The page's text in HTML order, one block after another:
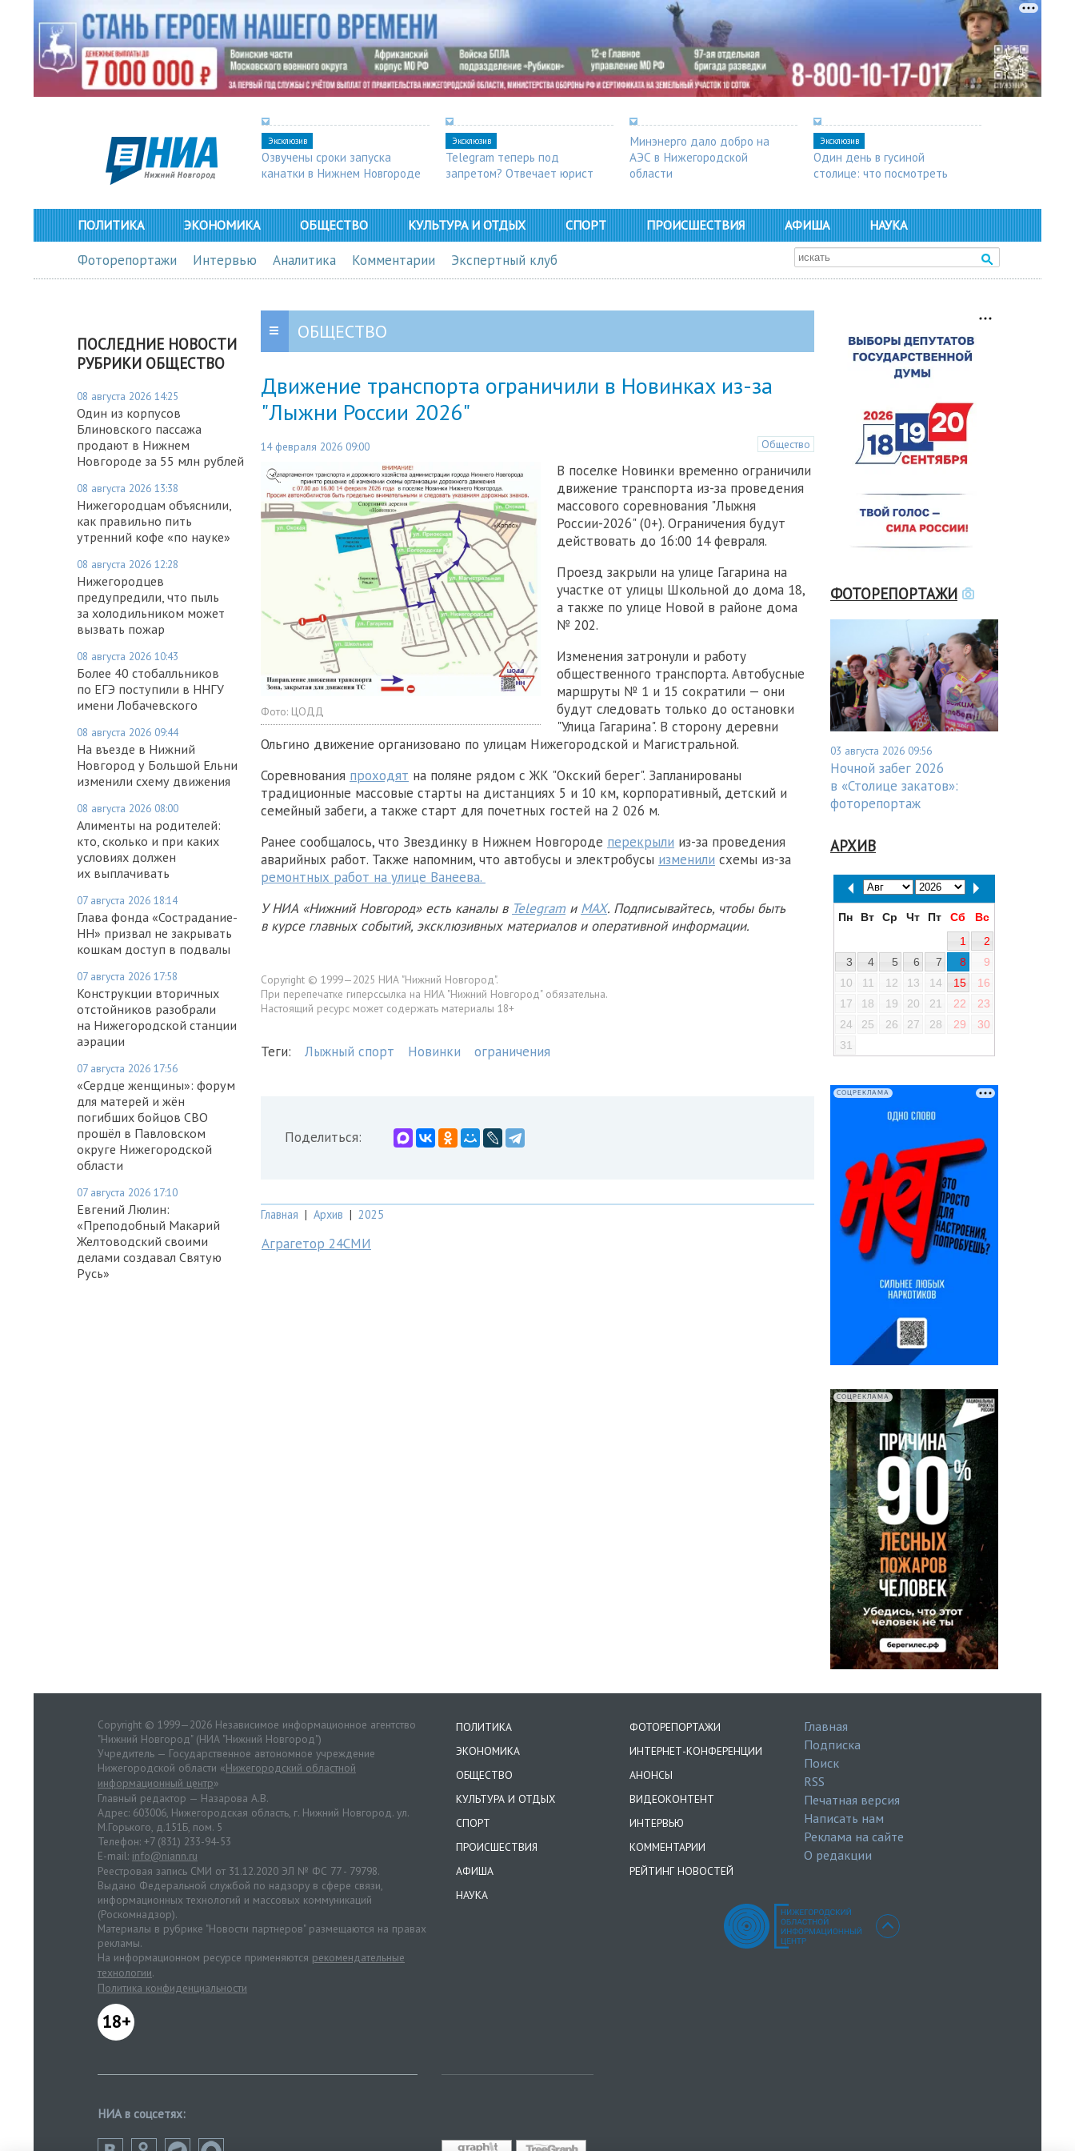
Эксклюзив
Озвучены сроки запуска
канатки в Нижнем Новгороде
Эксклюзив
Telegram теперь под
запретом? Отвечает юрист
Минэнерго дало добро на
АЭС в Нижегородской
области
Эксклюзив
Один день в гусиной
столице: что посмотреть
ПОЛИТИКА ЭКОНОМИКА ОБЩЕСТВО КУЛЬТУРА И ОТДЫХ СПОРТ ПРОИСШЕСТВИЯ АФИША НАУКА
Фоторепортажи Интервью Аналитика Комментарии Экспертный клуб
ПОСЛЕДНИЕ НОВОСТИ
РУБРИКИ ОБЩЕСТВО
08 августа 2026 14:25
Один из корпусов
Блиновского пассажа
продают в Нижнем
Новгороде за 55 млн рублей
08 августа 2026 13:38
Нижегородцам объяснили,
как правильно пить
утренний кофе «по науке»
08 августа 2026 12:28
Нижегородцев
предупредили, что пыль
за холодильником может
вызвать пожар
08 августа 2026 10:43
Более 40 стобалльников
по ЕГЭ поступили в ННГУ
имени Лобачевского
08 августа 2026 09:44
На въезде в Нижний
Новгород у Большой Ельни
изменили схему движения
08 августа 2026 08:00
Алименты на родителей:
кто, сколько и при каких
условиях должен
их выплачивать
07 августа 2026 18:14
Глава фонда «Сострадание-
НН» призвал не закрывать
кошкам доступ в подвалы
07 августа 2026 17:58
Конструкции вторичных
отстойников разобрали
на Нижегородской станции
аэрации
07 августа 2026 17:56
«Сердце женщины»: форум
для матерей и жён
погибших бойцов СВО
прошёл в Павловском
округе Нижегородской
области
07 августа 2026 17:10
Евгений Люлин:
«Преподобный Макарий
Желтоводский своими
делами создавал Святую
Русь»
ОБЩЕСТВО
Движение транспорта ограничили в Новинках из-за
"Лыжни России 2026"
14 февраля 2026 09:00 Общество
Фото: ЦОДД
В поселке Новинки временно ограничили
движение транспорта из-за проведения
массового соревнования "Лыжня
России-2026" (0+). Ограничения будут
действовать до 16:00 14 февраля.
Проезд закрыли на улице Гагарина на
участке от улицы Школьной до дома 18,
а также по улице Новой в районе дома
№ 202.
Изменения затронули и работу
общественного транспорта. Автобусные
маршруты № 1 и 15 сократили — они
будут следовать только до остановки
"Улица Гагарина". В сторону деревни
Ольгино движение организовано по улицам Нижегородской и Магистральной.
Соревнования проходят на поляне рядом с ЖК "Окский берег". Запланированы
традиционные массовые старты на дистанциях 5 и 10 км, корпоративный, детский и
семейный забеги, а также старт для почетных гостей на 2 026 м.
Ранее сообщалось, что Звездинку в Нижнем Новгороде перекрыли из-за проведения
аварийных работ. Также напомним, что автобусы и электробусы изменили схемы из-за
ремонтных работ на улице Ванеева.
У НИА «Нижний Новгород» есть каналы в Telegram и MAX. Подписывайтесь, чтобы быть
в курсе главных событий, эксклюзивных материалов и оперативной информации.
Copyright © 1999—2025 НИА "Нижний Новгород".
При перепечатке гиперссылка на НИА "Нижний Новгород" обязательна.
Настоящий ресурс может содержать материалы 18+
Теги: Лыжный спорт Новинки ограничения
Поделиться:
Главная | Архив | 2025
Аграгетор 24СМИ
ФОТОРЕПОРТАЖИ
03 августа 2026 09:56
Ночной забег 2026
в «Столице закатов»:
фоторепортаж
АРХИВ
Пн Вт Ср Чт Пт Сб
Вс
1
2
3
4 5 6 7 8
9
10
11 12 13 14 15
16
17
18 19 20 21 22
23
24
25 26 27 28 29
30
31
СОЦРЕКЛАМА
СОЦРЕКЛАМА
Copyright © 1999—2026 Независимое информационное агентство
"Нижний Новгород" (НИА "Нижний Новгород")
Учредитель — Государственное автономное учреждение
Нижегородской области «Нижегородский областной
информационный центр»
Главный редактор — Назарова А.В.
Адрес: 603006, Нижегородская область, г. Нижний Новгород. ул.
М.Горького, д.151Б, пом. 5
Телефон: +7 (831) 233-94-53
E-mail: info@niann.ru
Реестровая запись СМИ от 31.12.2020 ЭЛ № ФС 77 - 79798.
Выдано Федеральной службой по надзору в сфере связи,
информационных технологий и массовых коммуникаций
(Роскомнадзор).
Материалы в рубрике "Новости партнеров" размещаются на правах
рекламы.
На информационном ресурсе применяются рекомендательные
технологии.
Политика конфиденциальности
18+
ПОЛИТИКА
ЭКОНОМИКА
ОБЩЕСТВО
КУЛЬТУРА И ОТДЫХ
СПОРТ
ПРОИСШЕСТВИЯ
АФИША
НАУКА
ФОТОРЕПОРТАЖИ
ИНТЕРНЕТ-КОНФЕРЕНЦИИ
АНОНСЫ
ВИДЕОКОНТЕНТ
ИНТЕРВЬЮ
КОММЕНТАРИИ
РЕЙТИНГ НОВОСТЕЙ
Главная
Подписка
Поиск
RSS
Печатная версия
Написать нам
Реклама на сайте
О редакции
НИА в соцсетях: